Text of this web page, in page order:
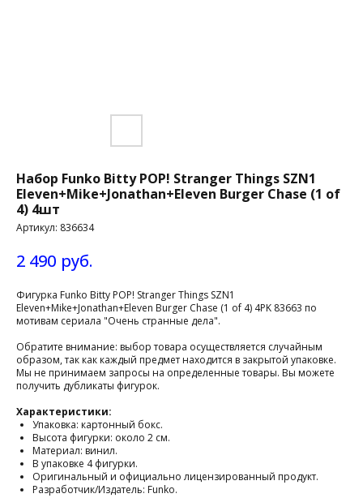
Набор Funko Bitty POP! Stranger Things SZN1
Eleven+Mike+Jonathan+Eleven Burger Chase (1 of
4) 4шт
Артикул: 836634
2 490 руб.
Фигурка Funko Bitty POP! Stranger Things SZN1
Eleven+Mike+Jonathan+Eleven Burger Chase (1 of 4) 4PK 83663 по
мотивам сериала "Очень странные дела".
Обратите внимание: выбор товара осуществляется случайным
образом, так как каждый предмет находится в закрытой упаковке.
Мы не принимаем запросы на определенные товары. Вы можете
получить дубликаты фигурок.
Характеристики:
Упаковка: картонный бокс.
Высота фигурки: около 2 см.
Материал: винил.
В упаковке 4 фигурки.
Оригинальный и официально лицензированный продукт.
Разработчик/Издатель: Funko.